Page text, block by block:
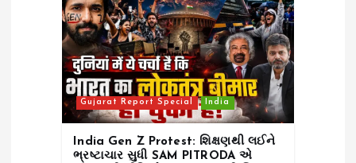
Gujarat Report Special India
India Gen Z Protest: શિક્ષણથી લઈને
ભ્રષ્ટાચાર સુધી SAM PITRODA એ